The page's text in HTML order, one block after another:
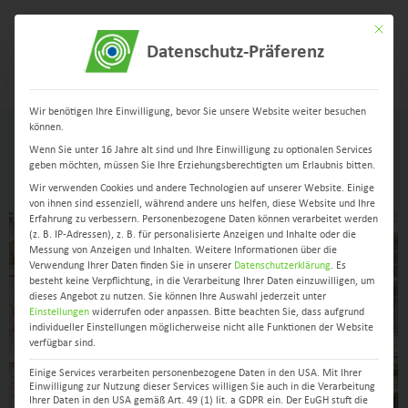
Menü
NEWS
Mit
Datenschutz-Präferenz
Wir benötigen Ihre Einwilligung, bevor Sie unsere Website weiter besuchen
können.
Wenn Sie unter 16 Jahre alt sind und Ihre Einwilligung zu optionalen Services
geben möchten, müssen Sie Ihre Erziehungsberechtigten um Erlaubnis bitten.
Wir verwenden Cookies und andere Technologien auf unserer Website. Einige
von ihnen sind essenziell, während andere uns helfen, diese Website und Ihre
Erfahrung zu verbessern. Personenbezogene Daten können verarbeitet werden
(z. B. IP-Adressen), z. B. für personalisierte Anzeigen und Inhalte oder die
Messung von Anzeigen und Inhalten. Weitere Informationen über die
Verwendung Ihrer Daten finden Sie in unserer Datenschutzerklärung. Es
besteht keine Verpflichtung, in die Verarbeitung Ihrer Daten einzuwilligen, um
dieses Angebot zu nutzen. Sie können Ihre Auswahl jederzeit unter
Einstellungen widerrufen oder anpassen. Bitte beachten Sie, dass aufgrund
individueller Einstellungen möglicherweise nicht alle Funktionen der Website
verfügbar sind.
Einige Services verarbeiten personenbezogene Daten in den USA. Mit Ihrer
Einwilligung zur Nutzung dieser Services willigen Sie auch in die Verarbeitung
Ihrer Daten in den USA gemäß Art. 49 (1) lit. a GDPR ein. Der EuGH stuft die